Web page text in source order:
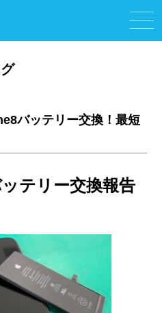
バッテリー交換！最短
テリー交換報告